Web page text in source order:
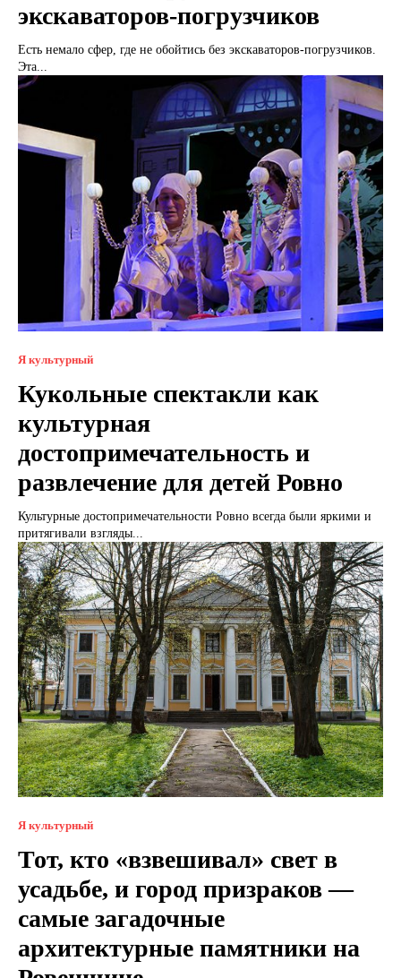
экскаваторов-погрузчиков
Есть немало сфер, где не обойтись без экскаваторов-погрузчиков.
Эта...
Я культурный
Кукольные спектакли как
культурная
достопримечательность и
развлечение для детей Ровно
Культурные достопримечательности Ровно всегда были яркими и
притягивали взгляды...
Я культурный
Тот, кто «взвешивал» свет в
усадьбе, и город призраков —
самые загадочные
архитектурные памятники на